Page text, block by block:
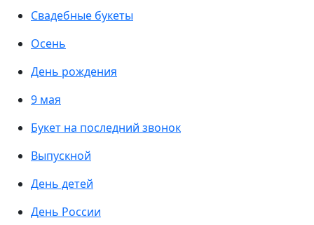
Свадебные букеты
Осень
День рождения
9 мая
Букет на последний звонок
Выпускной
День детей
День России